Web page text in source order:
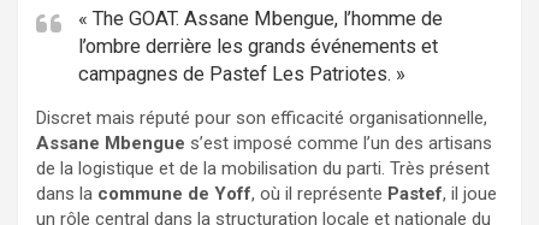
« The GOAT. Assane Mbengue, l’homme de
l’ombre derrière les grands événements et
campagnes de Pastef Les Patriotes. »
Discret mais réputé pour son efficacité organisationnelle,
Assane Mbengue s’est imposé comme l’un des artisans
de la logistique et de la mobilisation du parti. Très présent
dans la commune de Yoff, où il représente Pastef, il joue
un rôle central dans la structuration locale et nationale du